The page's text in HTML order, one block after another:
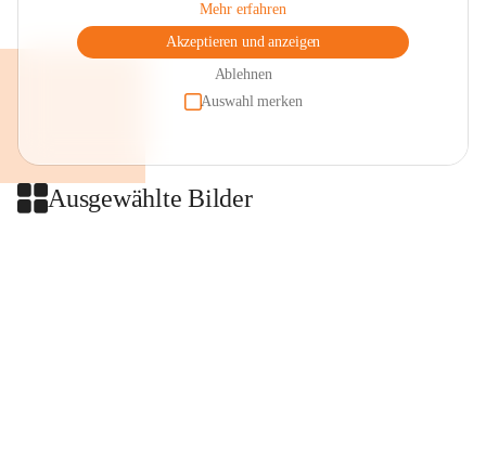
Mehr erfahren
Akzeptieren und anzeigen
Ablehnen
Auswahl merken
Ausgewählte Bilder